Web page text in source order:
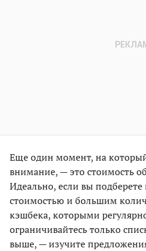
Еще один момент, на
внимание, — это стоимость
Идеально, если вы подберете
стоимостью и большим
кэшбека, которыми
ограничивайтесь только
выше, — изучите